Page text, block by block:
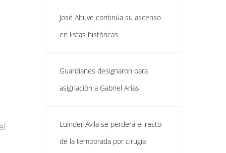
José Altuve continúa su ascenso
en listas históricas
Guardianes designaron para
asignación a Gabriel Arias
Luinder Ávila se perderá el resto
de la temporada por cirugía